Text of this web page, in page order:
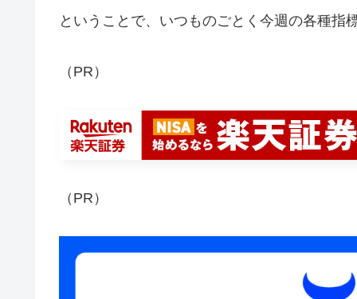
ということで、いつものごとく今週の各種指
（PR）
（PR）